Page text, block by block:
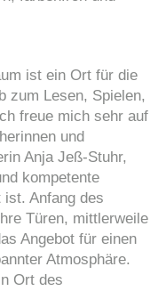
ist ein Ort für die
zum Lesen, Spielen,
freue mich sehr auf
und
Anja Jeß-Stuhr,
kompetente
Anfang des
Türen, mittlerweile
Angebot für einen
Atmosphäre.
Ort des